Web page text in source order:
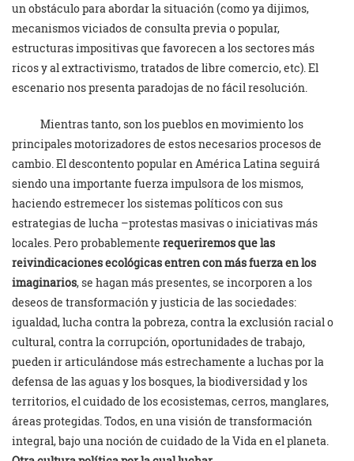
un obstáculo para abordar la situación (como ya dijimos,
mecanismos viciados de consulta previa o popular,
estructuras impositivas que favorecen a los sectores más
ricos y al extractivismo, tratados de libre comercio, etc). El
escenario nos presenta paradojas de no fácil resolución.
Mientras tanto, son los pueblos en movimiento los
principales motorizadores de estos necesarios procesos de
cambio. El descontento popular en América Latina seguirá
siendo una importante fuerza impulsora de los mismos,
haciendo estremecer los sistemas políticos con sus
estrategias de lucha –protestas masivas o iniciativas más
locales. Pero probablemente requeriremos que las
reivindicaciones ecológicas entren con más fuerza en los
imaginarios, se hagan más presentes, se incorporen a los
deseos de transformación y justicia de las sociedades:
igualdad, lucha contra la pobreza, contra la exclusión racial o
cultural, contra la corrupción, oportunidades de trabajo,
pueden ir articulándose más estrechamente a luchas por la
defensa de las aguas y los bosques, la biodiversidad y los
territorios, el cuidado de los ecosistemas, cerros, manglares,
áreas protegidas. Todos, en una visión de transformación
integral, bajo una noción de cuidado de la Vida en el planeta.